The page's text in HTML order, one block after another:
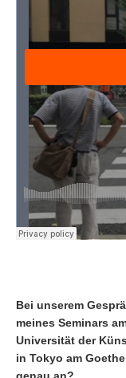
Bei unserem
meines Seminars
Universität der
in Tokyo am